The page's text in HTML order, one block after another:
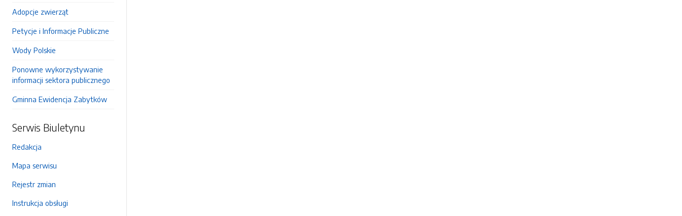
Adopcje zwierząt
Petycje i Informacje Publiczne
Wody Polskie
Ponowne wykorzystywanie
informacji sektora publicznego
Gminna Ewidencja Zabytków
Serwis Biuletynu
Redakcja
Mapa serwisu
Rejestr zmian
Instrukcja obsługi